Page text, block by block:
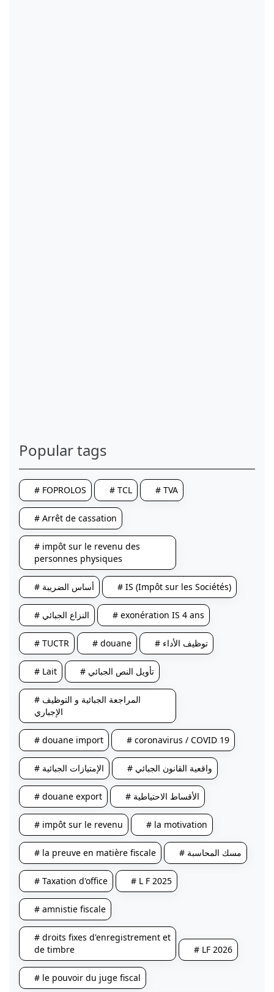
Popular tags
# FOPROLOS # TCL # TVA
# Arrêt de cassation
# impôt sur le revenu des
personnes physiques
# أساس الضريبة # IS (Impôt sur les Sociétés)
# النزاع الجبائي # exonération IS 4 ans
# TUCTR # douane # توظيف الأداء
# Lait # تأويل النص الجبائي
# المراجعة الجبائية و التوظيف
الإجباري
# douane import # coronavirus / COVID 19
# الإمتيازات الجبائية # واقعية القانون الجبائي
# douane export # الأقساط الاحتياطية
# impôt sur le revenu # la motivation
# la preuve en matière fiscale # مسك المحاسبة
# Taxation d'office # L F 2025
# amnistie fiscale
# droits fixes d'enregistrement et
de timbre
# LF 2026
# le pouvoir du juge fiscal